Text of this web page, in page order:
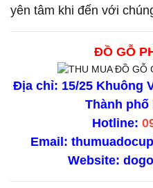
yên tâm khi đến với
ĐỒ GỖ
Địa chỉ: 15/25 Khuông
Thành phố
Hotline:
Email:
Website: